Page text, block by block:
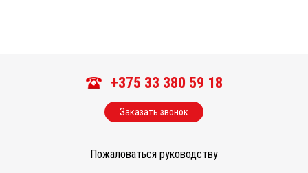
+375 33 380 59 18
Заказать звонок
Пожаловаться руководству